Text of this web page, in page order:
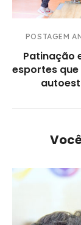
POSTAGEM
Patinação
esportes